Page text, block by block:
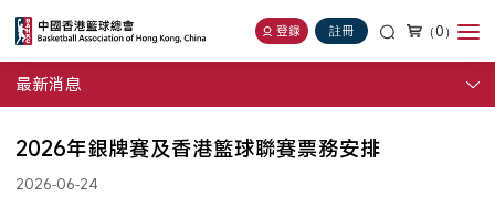
登錄 註冊 （0）
最新消息
2026年銀牌賽及香港籃球聯賽票務安排
2026-06-24